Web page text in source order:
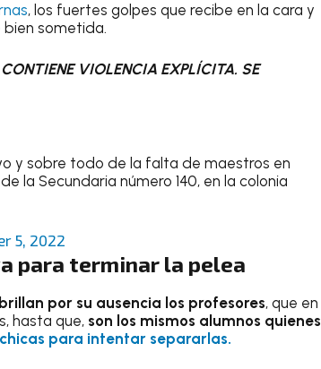
, los fuertes golpes que recibe en la cara y
bien sometida.
VIOLENCIA EXPLÍCITA. SE
y sobre todo de la falta de maestros en
la Secundaria número 140, en la colonia
5, 2022
para terminar la pelea
por su ausencia los profesores, que en
hasta que, son los mismos alumnos quienes
para intentar separarlas.